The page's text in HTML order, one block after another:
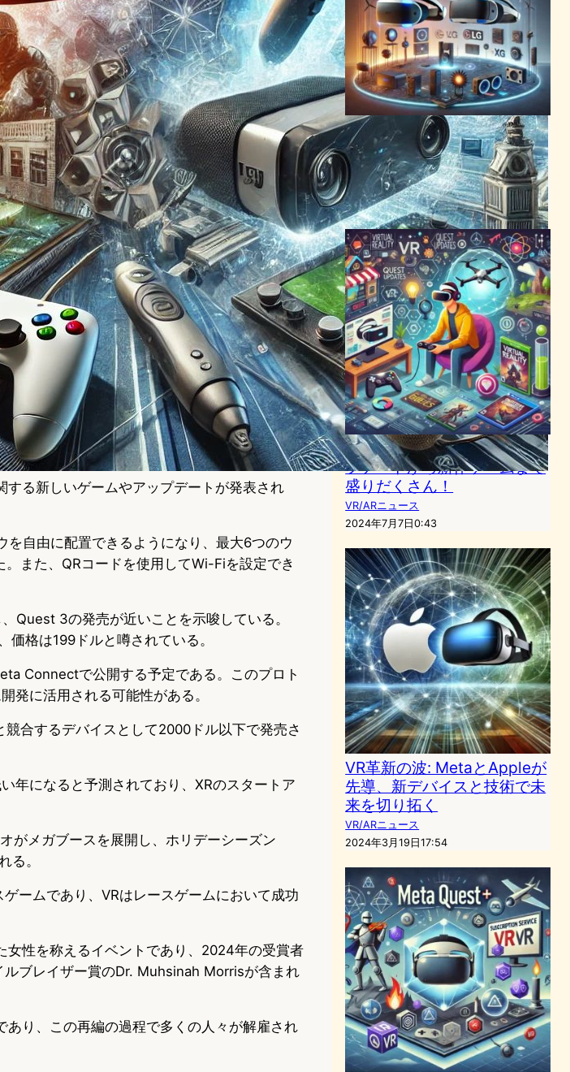
る新しいゲームやアップデートが発表され
自由に配置できるようになり、最大6つのウ
また、QRコードを使用してWi-Fiを設定でき
Quest 3の発売が近いことを示唆している。
格は199ドルと噂されている。
Connectで公開する予定である。このプロト
発に活用される可能性がある。
合するデバイスとして2000ドル以下で発売さ
年になると予測されており、XRのスタートア
がメガブースを展開し、ホリデーシーズン
る。
ームであり、VRはレースゲームにおいて成功
性を称えるイベントであり、2024年の受賞者
ブレイザー賞のDr. Muhsinah Morrisが含まれ
り、この再編の過程で多くの人々が解雇され
次世代XRデバイス開発で
MetaとLGがタッグ、VR業界
の最新動向を総ざらい
VR/ARニュース
2024年3月3日4:13
VR業界最新動向：Questアッ
プデートから新作ゲームまで
盛りだくさん！
VR/ARニュース
2024年7月7日0:43
VR革新の波: MetaとAppleが
先導、新デバイスと技術で未
来を切り拓く
VR/ARニュース
2024年3月19日17:54